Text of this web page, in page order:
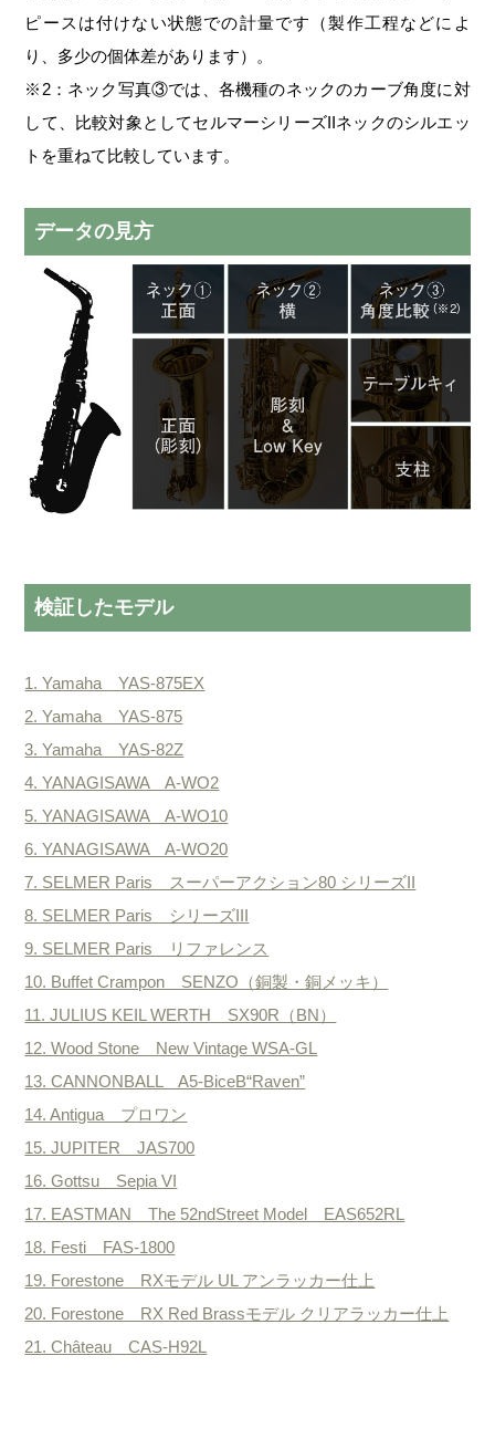
ピースは付けない状態での計量です（製作工程などによ
り、多少の個体差があります）。
※2：ネック写真③では、各機種のネックのカーブ角度に対
して、比較対象としてセルマーシリーズIIネックのシルエッ
トを重ねて比較しています。
データの見方
検証したモデル
1. Yamaha YAS-875EX
2. Yamaha YAS-875
3. Yamaha YAS-82Z
4. YANAGISAWA A-WO2
5. YANAGISAWA A-WO10
6. YANAGISAWA A-WO20
7. SELMER Paris スーパーアクション80 シリーズII
8. SELMER Paris シリーズIII
9. SELMER Paris リファレンス
10. Buffet Crampon SENZO（銅製・銅メッキ）
11. JULIUS KEIL WERTH SX90R（BN）
12. Wood Stone New Vintage WSA-GL
13. CANNONBALL A5-BiceB“Raven”
14. Antigua プロワン
15. JUPITER JAS700
16. Gottsu Sepia VI
17. EASTMAN The 52ndStreet Model EAS652RL
18. Festi FAS-1800
19. Forestone RXモデル UL アンラッカー仕上
20. Forestone RX Red Brassモデル クリアラッカー仕上
21. Château CAS-H92L